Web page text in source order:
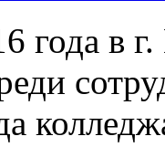
года в